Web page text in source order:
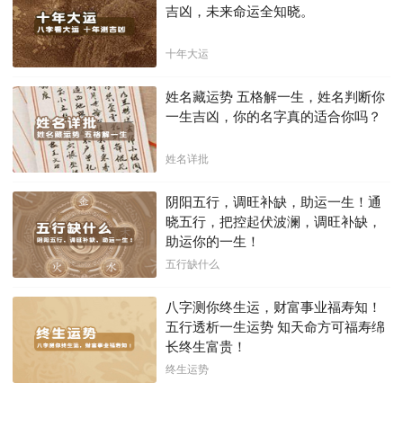
吉凶，未来命运全知晓。
十年大运
姓名藏运势 五格解一生，姓名判断你
一生吉凶，你的名字真的适合你吗？
姓名详批
阴阳五行，调旺补缺，助运一生！通
晓五行，把控起伏波澜，调旺补缺，
助运你的一生！
五行缺什么
八字测你终生运，财富事业福寿知！
五行透析一生运势 知天命方可福寿绵
长终生富贵！
终生运势